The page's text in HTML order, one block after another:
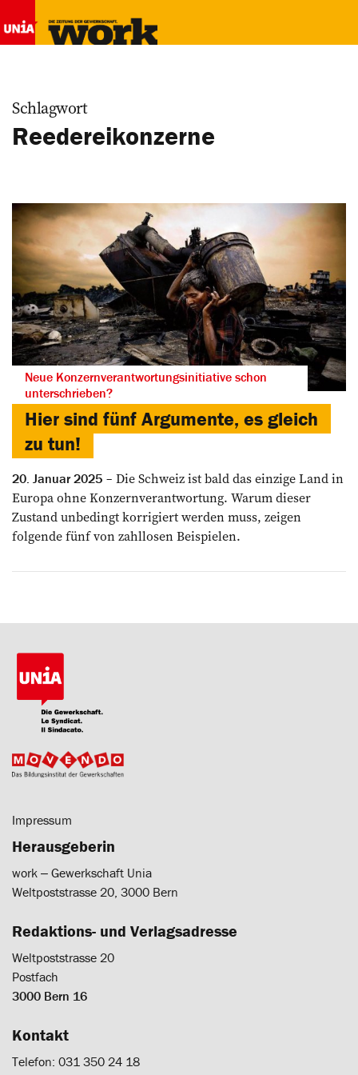
Schlagwort
Reedereikonzerne
Neue Konzernverantwortungsinitiative schon
unterschrieben?
Hier sind fünf Argumente, es gleich
zu tun!
20. Januar 2025
Die Schweiz ist bald das einzige Land in
Europa ohne Konzernverantwortung. Warum dieser
Zustand unbedingt korrigiert werden muss, zeigen
folgende fünf von zahllosen Beispielen.
Impressum
Herausgeberin
work ‒ Gewerkschaft Unia
Weltpoststrasse 20, 3000 Bern
Redaktions- und Verlagsadresse
Weltpoststrasse 20
Postfach
3000 Bern 16
Kontakt
Telefon: 031 350 24 18